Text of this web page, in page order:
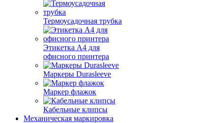
Термоусадочная трубка
Этикетка А4 для
офисного принтера
Маркеры Durasleeve
Маркер флажок
Кабельные клипсы
Механическая маркировка